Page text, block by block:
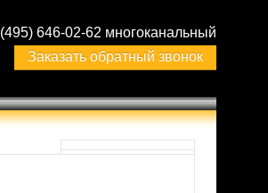
(495) 646-02-62 многоканальный
Заказать обратный звонок